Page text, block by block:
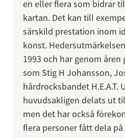
en eller flera som bidrar
kartan. Det kan till
särskild prestation inom
konst.
1993 och har genom
som Stig H Johansson,
hårdrocksbandet H.E.A.T.
huvudsakligen delats ut
men det har också
flera personer fått dela